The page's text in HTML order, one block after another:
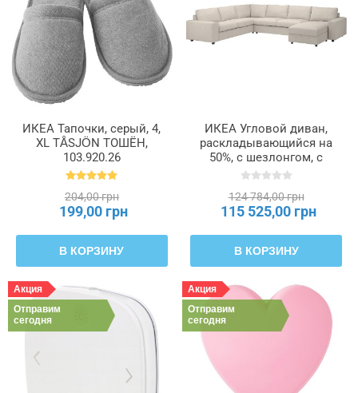
ИКЕА Тапочки, серый, 4,
XL TÅSJÖN ТОШЁН,
103.920.26
204,00 грн
199,00 грн
В КОРЗИНУ
ИКЕА Угловой диван,
раскладывающийся на
50%, с шезлонгом, с
широкими
Бежевый Gunnared VIMLE
ВИМЛЕ, 395.452.03
124 784,00 грн
115 525,00 грн
В КОРЗИНУ
Акция
Отправим
сегодня
Акция
Отправим
сегодня